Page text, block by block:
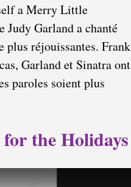
a Merry Little
Judy Garland a chanté
plus réjouissantes. Frank
Garland et Sinatra ont
paroles soient plus
the Holidays